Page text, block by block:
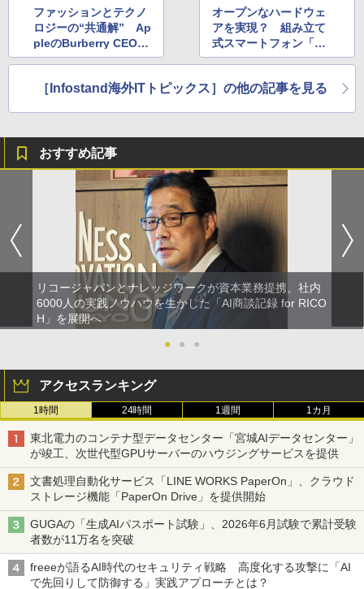
ファッションとテクノ
ロジーの“共通解” Ap
pleのBurberry CEOス
カウト
オープンなハードウェ
アを実現？ 組み立て
式スマートフォン「Pr
oject Ara」
［Infostand海外ITトピックス］の他の記事を見る
おすすめ記事
リコージャパンとナレッジワークが資本業務提携、社内
6000人の実践ノウハウを生かした「AI商談記録 for RICO
H」を展開へ
●
● ●
アクセスランキング
1時間 24時間 1週間 1カ月
東北電力のコンテナ型データセンター「宮城AIデータセンター」
が竣工、次世代型GPUサーバーのハウジングサービスを提供
文書処理自動化サービス「LINE WORKS PaperOn」、クラウド
ストレージ機能「PaperOn Drive」を提供開始
GUGAの「生成AIパスポート試験」、2026年6月試験で累計受験
者数が11万名を突破
freeeが語るAI時代のセキュリティ戦略 高度化する攻撃に「AI
で先回りして防御する」実践アプローチとは？